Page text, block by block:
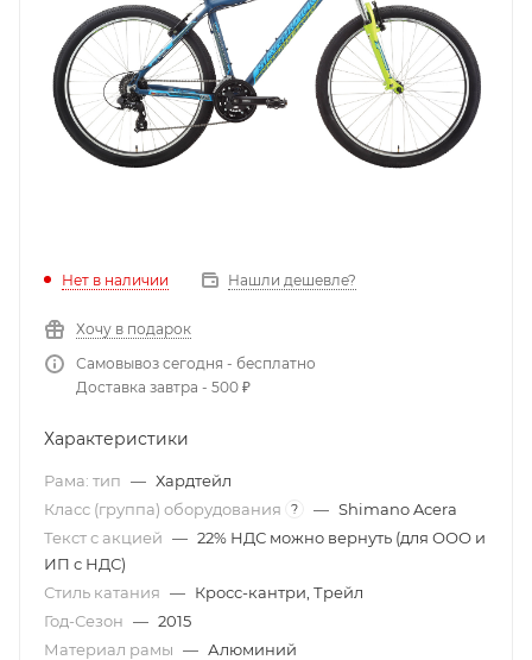
Нет в наличии Нашли дешевле?
Хочу в подарок
Самовывоз сегодня - бесплатно
Доставка завтра - 500 ₽
Характеристики
Рама: тип — Хардтейл
Класс (группа) оборудования
? — Shimano Acera
Текст с акцией — 22% НДС можно вернуть (для ООО и
ИП с НДС)
Стиль катания — Кросс-кантри, Трейл
Год-Сезон — 2015
Материал рамы — Алюминий